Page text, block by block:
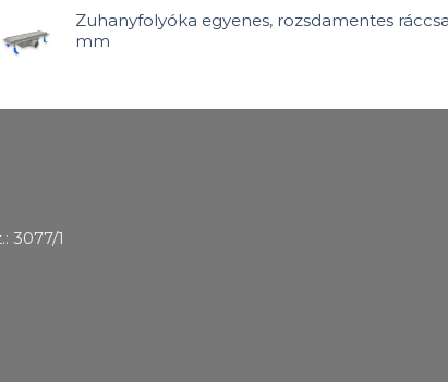
Zuhanyfolyóka egyenes, rozsdamentes
mm
3077/1